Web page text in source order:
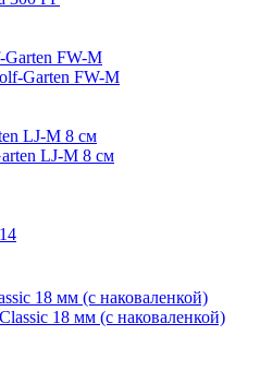
Garten FW-M
LJ-M 8 см
18 мм (с наковаленкой)